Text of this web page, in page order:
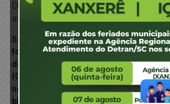
CNH (Se a solicitação foi realizada pelo
avisará ao condutor que a CNH está
Segunda via de CNH emitida por outro
foi emitida em outra Unidade da
deverá solicitar abertura do processo
(Ciretran) de sua residência, munido
necessários acima referidos e realizar
biometria (foto, assinatura e